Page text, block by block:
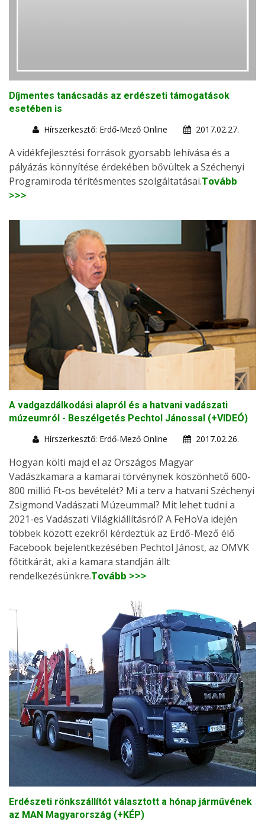
Díjmentes tanácsadás az erdészeti támogatások
esetében is
Hírszerkesztő: Erdő-Mező Online
2017.02.27.
A vidékfejlesztési források gyorsabb lehívása és a
pályázás könnyítése érdekében bővültek a Széchenyi
Programiroda térítésmentes szolgáltatásai.Tovább
>>>
A vadgazdálkodási alapról és a hatvani vadászati
múzeumról - Beszélgetés Pechtol Jánossal (+VIDEÓ)
Hírszerkesztő: Erdő-Mező Online
2017.02.26.
Hogyan költi majd el az Országos Magyar
Vadászkamara a kamarai törvénynek köszönhető 600-
800 millió Ft-os bevételét? Mi a terv a hatvani Széchenyi
Zsigmond Vadászati Múzeummal? Mit lehet tudni a
2021-es Vadászati Világkiállításról? A FeHoVa idején
többek között ezekről kérdeztük az Erdő-Mező élő
Facebook bejelentkezésében Pechtol Jánost, az OMVK
főtitkárát, aki a kamara standján állt
rendelkezésünkre.Tovább >>>
Erdészeti rönkszállítót választott a hónap járművének
az MAN Magyarország (+KÉP)